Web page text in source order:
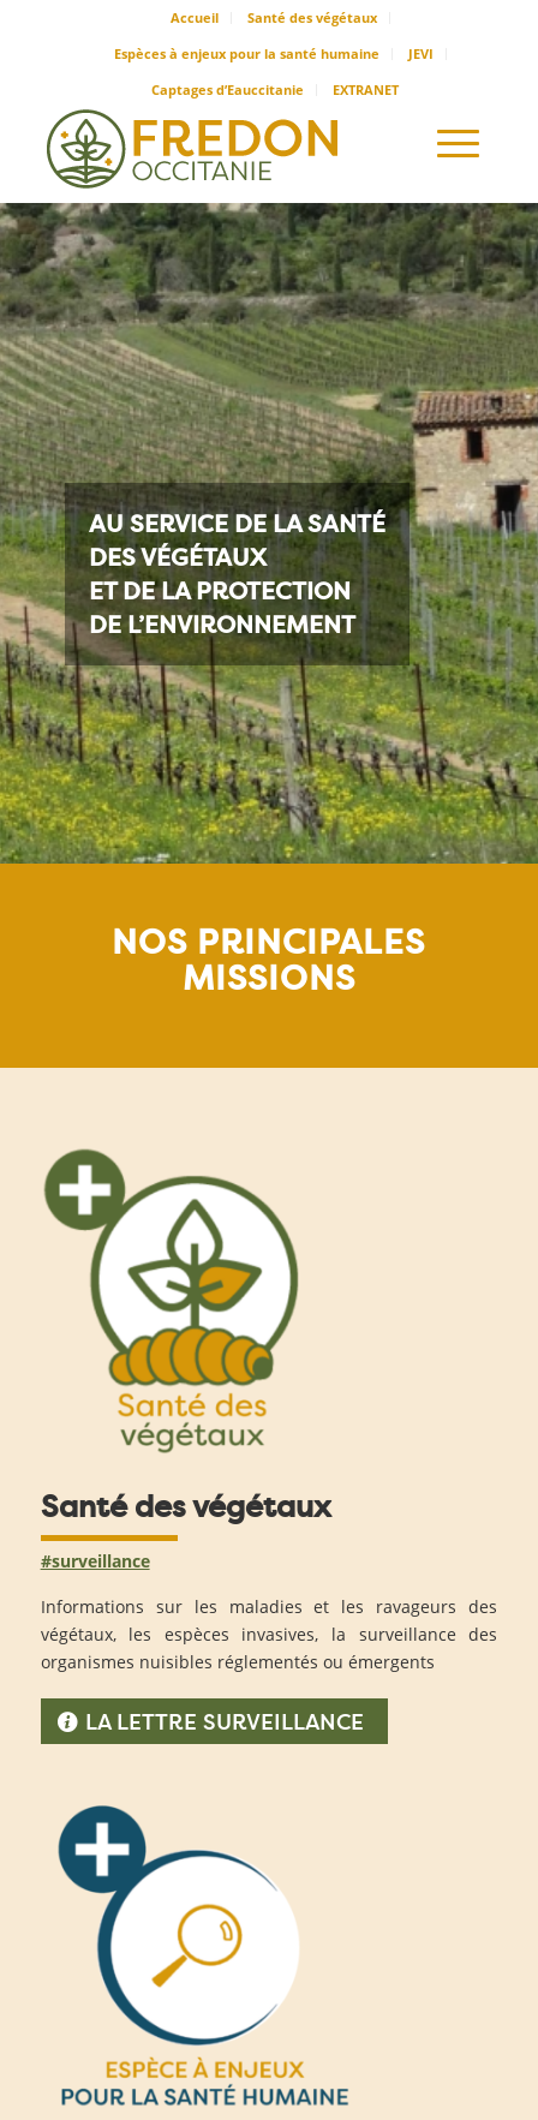
Accueil
Santé des végétaux
Espèces à enjeux pour la santé humaine
JEVI
Captages d’Eauccitanie
EXTRANET
AU SERVICE DE LA SANTÉ
DES VÉGÉTAUX
ET DE LA PROTECTION
DE L’ENVIRONNEMENT
NOS PRINCIPALES
MISSIONS
Santé des végétaux
#surveillance
Informations sur les maladies et les ravageurs des
végétaux, les espèces invasives, la surveillance des
organismes nuisibles réglementés ou émergents
LA LETTRE SURVEILLANCE